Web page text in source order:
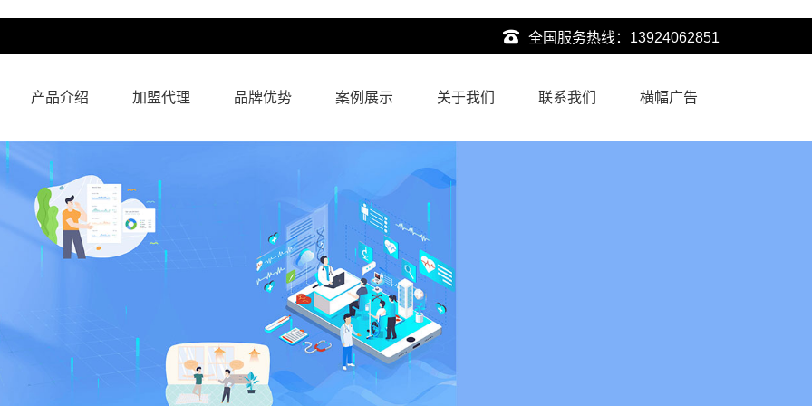
全国服务热线： 13924062851
产品介绍 加盟代理 品牌优势 案例展示 关于我们 联系我们 横幅广告